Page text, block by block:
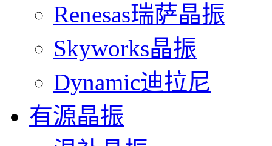
Renesas瑞萨晶振
Skyworks晶振
Dynamic迪拉尼
有源晶振